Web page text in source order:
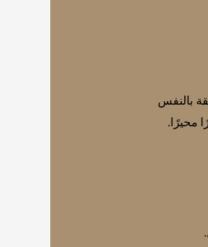
بالنفس
محيرًا.